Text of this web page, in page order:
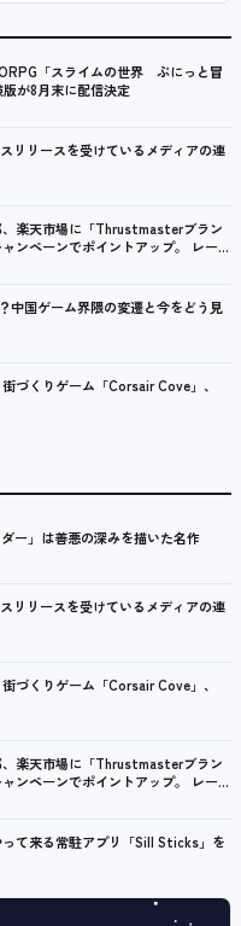
「スライムの世界 ぷにっと冒
が8月末に配信決定
リリースを受けているメディアの連
楽天市場に「Thrustmasterブラン
ンペーンでポイントアップ。 レーシ
ーラーを中心に、幅広くラインナッ
中国ゲーム界隈の変遷と今をどう見
づくりゲーム「Corsair Cove」、
ー」は善悪の深みを描いた名作
リリースを受けているメディアの連
づくりゲーム「Corsair Cove」、
楽天市場に「Thrustmasterブラン
ンペーンでポイントアップ。 レーシ
ーラーを中心に、幅広くラインナッ
て来る常駐アプリ「Sill Sticks」を